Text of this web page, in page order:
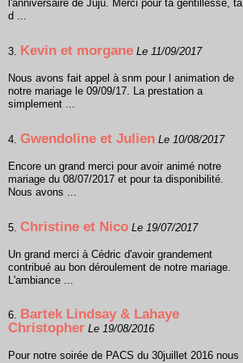
l'anniversaire de Juju. Merci pour ta gentillesse, ta
d ...
3. Kevin et morgane Le 11/09/2017
Nous avons fait appel à snm pour l animation de
notre mariage le 09/09/17. La prestation a
simplement ...
4. Gwendoline et Julien Le 10/08/2017
Encore un grand merci pour avoir animé notre
mariage du 08/07/2017 et pour ta disponibilité.
Nous avons ...
5. Christine et Nico Le 19/07/2017
Un grand merci à Cédric d'avoir grandement
contribué au bon déroulement de notre mariage.
L'ambiance ...
6. Bartek Lindsay & Lahaye
Christopher Le 19/08/2016
Pour notre soirée de PACS du 30juillet 2016 nous